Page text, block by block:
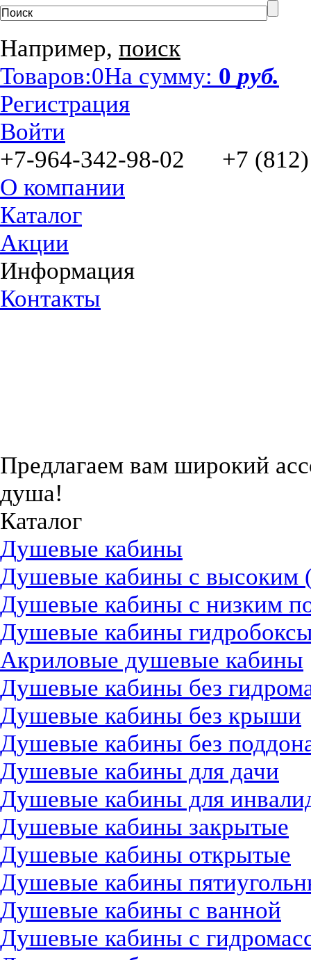
Например, поиск
Товаров:0На сумму: 0 руб.
Регистрация
Войти
+7-964-342-98-02 +7 (812)
О компании
Каталог
Акции
Информация
Контакты
Предлагаем вам широкий
душа!
Каталог
Душевые кабины
Душевые кабины с высоким
Душевые кабины с низким
Душевые кабины
Акриловые душевые кабины
Душевые кабины без
Душевые кабины без крыши
Душевые кабины без
Душевые кабины для дачи
Душевые кабины для
Душевые кабины закрытые
Душевые кабины открытые
Душевые кабины
Душевые кабины с ванной
Душевые кабины с